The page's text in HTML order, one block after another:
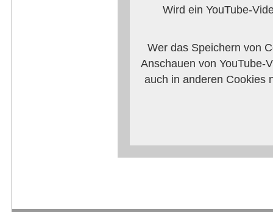
Wird ein YouTube-
Wer das Speichern von
Anschauen von YouTube-
auch in anderen Cookies